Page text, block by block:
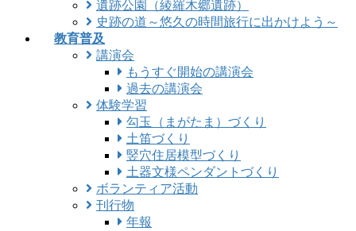
遺跡公園（綾羅木郷遺跡）
史跡の道～悠久の時間旅行に出かけよう～
教育普及
講演会
もうすぐ開始の講演会
過去の講演会
体験学習
勾玉（まがたま）づくり
土笛づくり
竪穴住居模型づくり
土器文様ペンダントづくり
ボランティア活動
刊行物
年報